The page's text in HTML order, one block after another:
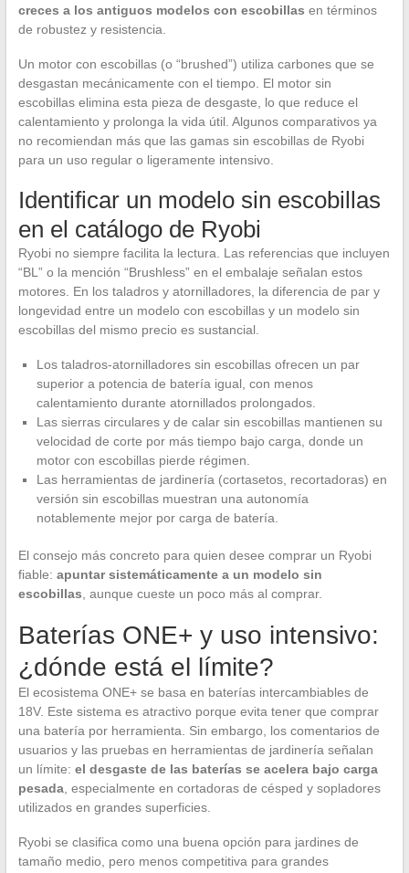
creces a los antiguos modelos con escobillas en términos
de robustez y resistencia.
Un motor con escobillas (o “brushed”) utiliza carbones que se
desgastan mecánicamente con el tiempo. El motor sin
escobillas elimina esta pieza de desgaste, lo que reduce el
calentamiento y prolonga la vida útil. Algunos comparativos ya
no recomiendan más que las gamas sin escobillas de Ryobi
para un uso regular o ligeramente intensivo.
Identificar un modelo sin escobillas
en el catálogo de Ryobi
Ryobi no siempre facilita la lectura. Las referencias que incluyen
“BL” o la mención “Brushless” en el embalaje señalan estos
motores. En los taladros y atornilladores, la diferencia de par y
longevidad entre un modelo con escobillas y un modelo sin
escobillas del mismo precio es sustancial.
Los taladros-atornilladores sin escobillas ofrecen un par
superior a potencia de batería igual, con menos
calentamiento durante atornillados prolongados.
Las sierras circulares y de calar sin escobillas mantienen su
velocidad de corte por más tiempo bajo carga, donde un
motor con escobillas pierde régimen.
Las herramientas de jardinería (cortasetos, recortadoras) en
versión sin escobillas muestran una autonomía
notablemente mejor por carga de batería.
El consejo más concreto para quien desee comprar un Ryobi
fiable: apuntar sistemáticamente a un modelo sin
escobillas , aunque cueste un poco más al comprar.
Baterías ONE+ y uso intensivo:
¿dónde está el límite?
El ecosistema ONE+ se basa en baterías intercambiables de
18V. Este sistema es atractivo porque evita tener que comprar
una batería por herramienta. Sin embargo, los comentarios de
usuarios y las pruebas en herramientas de jardinería señalan
un límite: el desgaste de las baterías se acelera bajo carga
pesada, especialmente en cortadoras de césped y sopladores
utilizados en grandes superficies.
Ryobi se clasifica como una buena opción para jardines de
tamaño medio, pero menos competitiva para grandes